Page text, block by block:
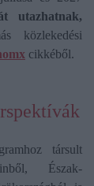
utazhatnak,
közlekedési
cikkéből.
társult
Észak-